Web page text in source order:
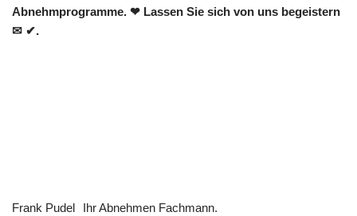
Abnehmprogramme. ❤ Lassen Sie sich von uns begeistern
✉ ✔.
Frank Pudel Ihr Abnehmen Fachmann.